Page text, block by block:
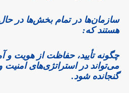
سازمان‌ها در تمام بخش‌ها در
هستند که:
چگونه تأیید، حفاظت از هویت و
می‌تواند در استراتژی‌های امنیت
گنجانده شود.